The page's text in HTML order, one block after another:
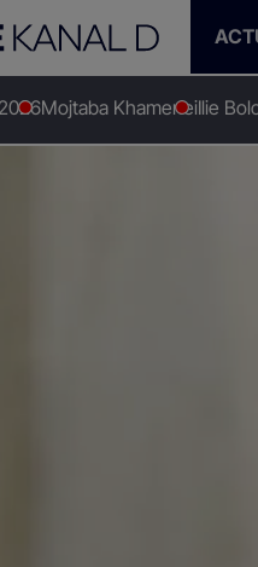
Mojtaba KhameneiIlie
Magistraţi, după decizia CEDO
după